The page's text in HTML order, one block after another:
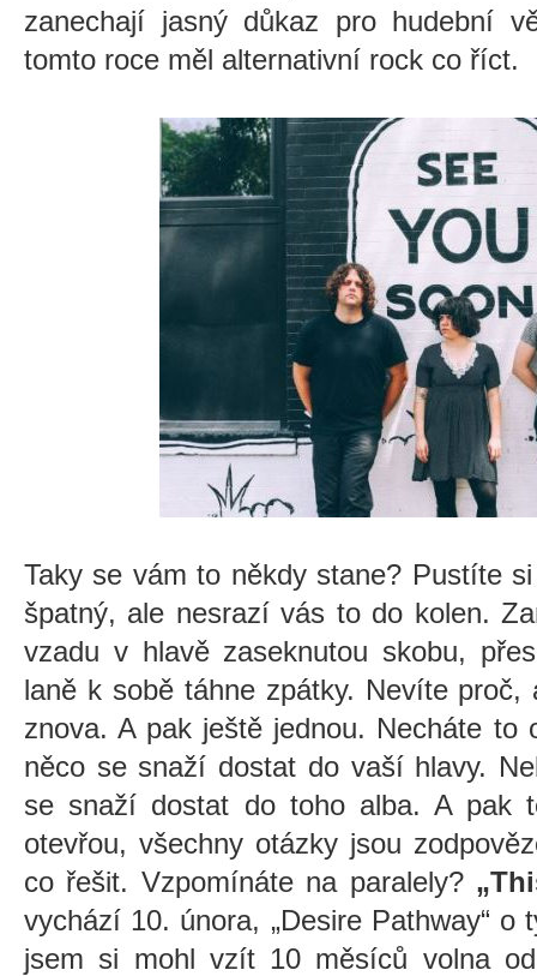
zanechají jasný důkaz pro hudební
tomto roce měl alternativní rock co říct.
Taky se vám to někdy stane? Pustíte
špatný, ale nesrazí vás to do kolen.
vzadu v hlavě zaseknutou skobu,
laně k sobě táhne zpátky. Nevíte
znova. A pak ještě jednou. Necháte to
něco se snaží dostat do vaší hlavy.
se snaží dostat do toho alba. A pak
otevřou, všechny otázky jsou
co řešit. Vzpomínáte na paralely?
vychází 10. února, „Desire Pathway“ o
jsem si mohl vzít 10 měsíců volna